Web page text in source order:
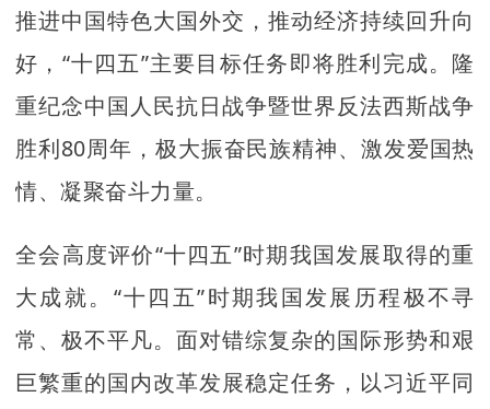
推进中国特色大国外交，推动经济持续回升向
好，“十四五”主要目标任务即将胜利完成。隆
重纪念中国人民抗日战争暨世界反法西斯战争
胜利80周年，极大振奋民族精神、激发爱国热
情、凝聚奋斗力量。
全会高度评价“十四五”时期我国发展取得的重
大成就。“十四五”时期我国发展历程极不寻
常、极不平凡。面对错综复杂的国际形势和艰
巨繁重的国内改革发展稳定任务，以习近平同